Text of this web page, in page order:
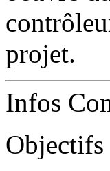
projet.
Infos
Objectifs